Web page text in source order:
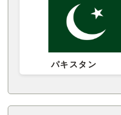
パキスタン